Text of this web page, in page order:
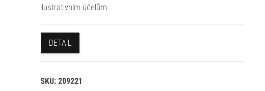
ilustrativním účelům.
DETAIL
SKU: 209221